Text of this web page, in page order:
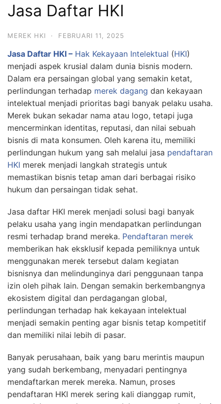
Jasa Daftar HKI
MEREK HKI · FEBRUARI 11, 2025
Jasa Daftar HKI – Hak Kekayaan Intelektual (HKI)
menjadi aspek krusial dalam dunia bisnis modern.
Dalam era persaingan global yang semakin ketat,
perlindungan terhadap merek dagang dan kekayaan
intelektual menjadi prioritas bagi banyak pelaku usaha.
Merek bukan sekadar nama atau logo, tetapi juga
mencerminkan identitas, reputasi, dan nilai sebuah
bisnis di mata konsumen. Oleh karena itu, memiliki
perlindungan hukum yang sah melalui jasa pendaftaran
HKI merek menjadi langkah strategis untuk
memastikan bisnis tetap aman dari berbagai risiko
hukum dan persaingan tidak sehat.
Jasa daftar HKI merek menjadi solusi bagi banyak
pelaku usaha yang ingin mendapatkan perlindungan
resmi terhadap brand mereka. Pendaftaran merek
memberikan hak eksklusif kepada pemiliknya untuk
menggunakan merek tersebut dalam kegiatan
bisnisnya dan melindunginya dari penggunaan tanpa
izin oleh pihak lain. Dengan semakin berkembangnya
ekosistem digital dan perdagangan global,
perlindungan terhadap hak kekayaan intelektual
menjadi semakin penting agar bisnis tetap kompetitif
dan memiliki nilai lebih di pasar.
Banyak perusahaan, baik yang baru merintis maupun
yang sudah berkembang, menyadari pentingnya
mendaftarkan merek mereka. Namun, proses
pendaftaran HKI merek sering kali dianggap rumit,